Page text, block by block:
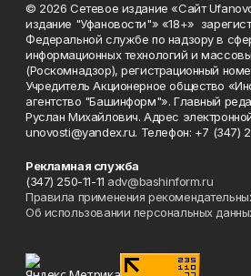
© 2026 Сетевое издание «Сайт
издание "Уфановости"» «18+»
Федеральной службе по надзору в
информационных технологий и
(Роскомнадзор), регистрационный
Учредитель Акционерное общество
агентство "Башинформ"». Главный
Руслан Михайлович. Адрес
unovosti@yandex.ru. Телефон: +7 (347)
Рекламная служба
(347) 250-11-11 adv@bashinform.ru
Правила применения
Об использовании персональных